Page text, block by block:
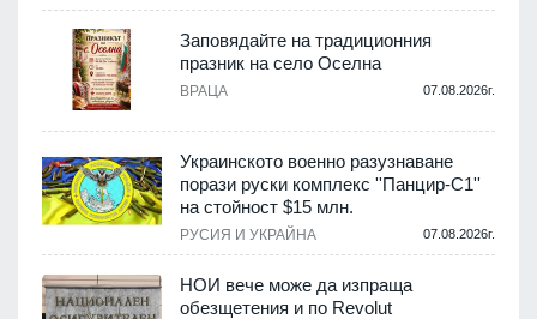
Заповядайте на традиционния
празник на село Оселна
ВРАЦА 07.08.2026г.
Украинското военно разузнаване
порази руски комплекс ''Панцир-С1''
на стойност $15 млн.
РУСИЯ И УКРАЙНА 07.08.2026г.
НОИ вече може да изпраща
обезщетения и по Revolut